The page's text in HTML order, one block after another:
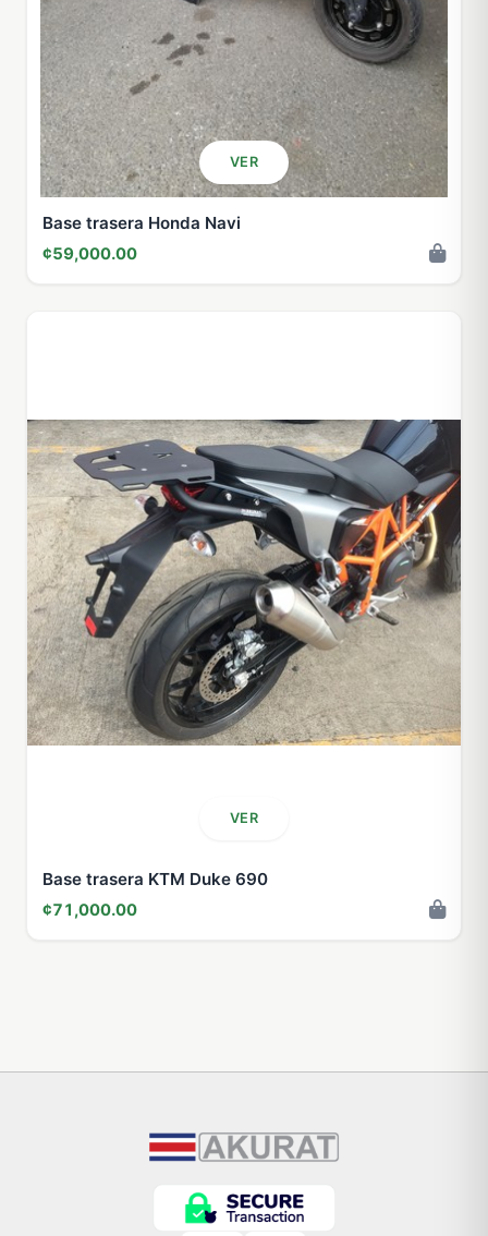
VER
Base trasera Honda Navi
¢59,000.00
VER
Base trasera KTM Duke 690
¢71,000.00